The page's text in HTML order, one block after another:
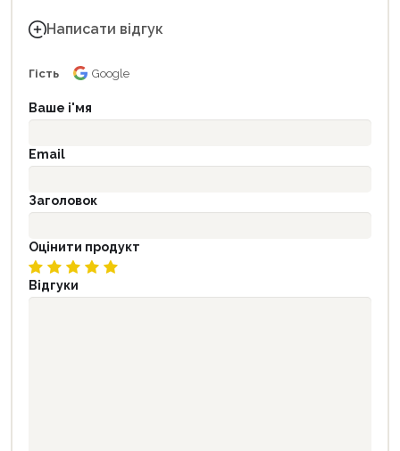
Написати відгук
Гість Google
Ваше і'мя
Email
Заголовок
Оцінити продукт
Відгуки